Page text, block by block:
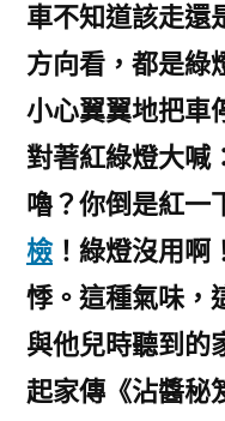
車不知道該走還
方向看，都是綠
小心翼翼地把車
對著紅綠燈大喊
嚕？你倒是紅一
檢！綠燈沒用啊
悸。這種氣味，
與他兒時聽到的
起家傳《沾醬秘